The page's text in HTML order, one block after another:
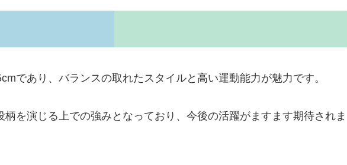
であり、バランスの取れたスタイルと高い運動能力が魅力です。
を演じる上での強みとなっており、今後の活躍がますます期待されま